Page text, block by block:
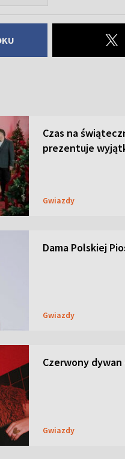
Czas na
prezentuje
Gwiazdy
Dama Polskiej
Gwiazdy
Czerwony
Gwiazdy